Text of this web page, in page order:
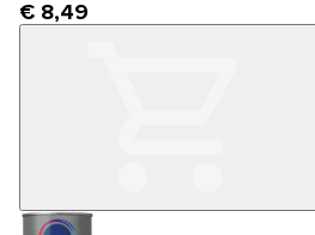
€ 8,49